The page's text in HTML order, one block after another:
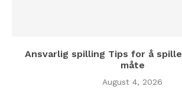
Ansvarlig spilling Tips for å
måte
August 4, 2026